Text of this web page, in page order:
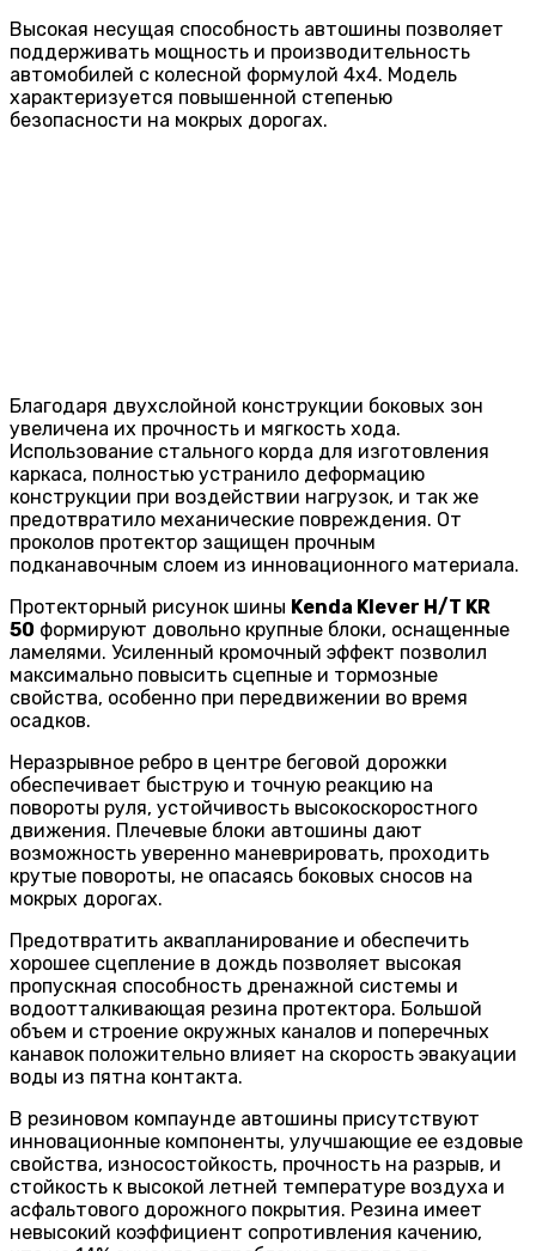
Высокая несущая способность автошины позволяет
поддерживать мощность и производительность
автомобилей с колесной формулой 4х4. Модель
характеризуется повышенной степенью
безопасности на мокрых дорогах.
Благодаря двухслойной конструкции боковых зон
увеличена их прочность и мягкость хода.
Использование стального корда для изготовления
каркаса, полностью устранило деформацию
конструкции при воздействии нагрузок, и так же
предотвратило механические повреждения. От
проколов протектор защищен прочным
подканавочным слоем из инновационного материала.
Протекторный рисунок шины Kenda Klever H/T KR
50 формируют довольно крупные блоки, оснащенные
ламелями. Усиленный кромочный эффект позволил
максимально повысить сцепные и тормозные
свойства, особенно при передвижении во время
осадков.
Неразрывное ребро в центре беговой дорожки
обеспечивает быструю и точную реакцию на
повороты руля, устойчивость высокоскоростного
движения. Плечевые блоки автошины дают
возможность уверенно маневрировать, проходить
крутые повороты, не опасаясь боковых сносов на
мокрых дорогах.
Предотвратить аквапланирование и обеспечить
хорошее сцепление в дождь позволяет высокая
пропускная способность дренажной системы и
водоотталкивающая резина протектора. Большой
объем и строение окружных каналов и поперечных
канавок положительно влияет на скорость эвакуации
воды из пятна контакта.
В резиновом компаунде автошины присутствуют
инновационные компоненты, улучшающие ее ездовые
свойства, износостойкость, прочность на разрыв, и
стойкость к высокой летней температуре воздуха и
асфальтового дорожного покрытия. Резина имеет
невысокий коэффициент сопротивления качению,